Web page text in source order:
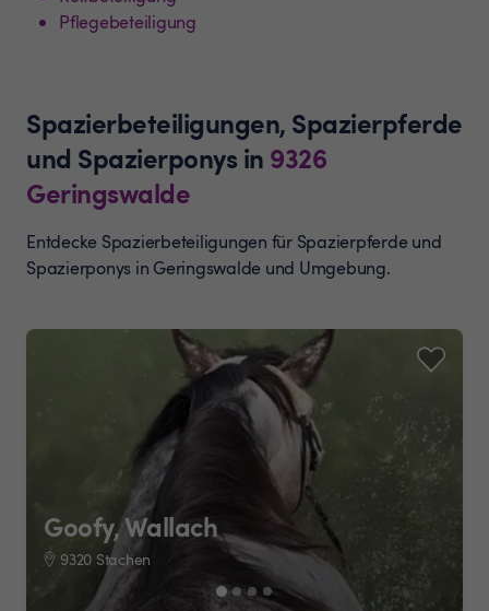
Pflegebeteiligung
Spazierbeteiligungen, Spazierpferde
und Spazierponys in 9326
Geringswalde
Entdecke Spazierbeteiligungen für Spazierpferde und
Spazierponys in Geringswalde und Umgebung.
Goofy, Wallach
9320 Stachen